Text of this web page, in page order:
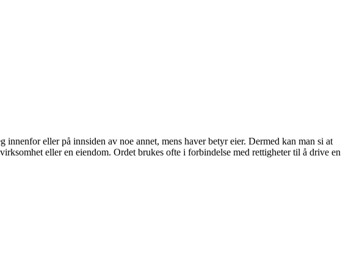
eller på innsiden av noe annet, mens haver betyr eier. Dermed kan man si at
eller en eiendom. Ordet brukes ofte i forbindelse med rettigheter til å drive en